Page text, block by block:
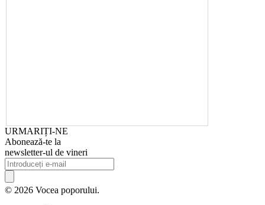
URMARIȚI-NE
Abonează-te la
newsletter-ul de vineri
© 2026 Vocea poporului.